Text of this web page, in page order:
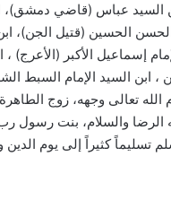
السيد عباس (قاضي دمشق)،
الحسن الحسين (قتيل الجن)،
إسماعيل الأكبر (الأعرج) ،
، ابن السيد الإمام السبط
تعالى وجهه، زوج
الرضا والسلام، بنت رسول
تسليماً كثيراً إلى يوم الدين